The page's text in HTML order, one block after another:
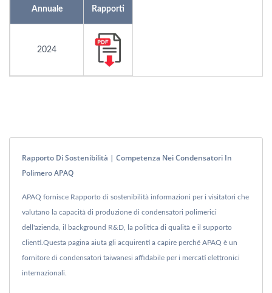
Annuale Rapporti
2024
Rapporto Di Sostenibilità | Competenza Nei Condensatori In
Polimero APAQ
APAQ fornisce Rapporto di sostenibilità informazioni per i visitatori che
valutano la capacità di produzione di condensatori polimerici
dell'azienda, il background R&D, la politica di qualità e il supporto
clienti.Questa pagina aiuta gli acquirenti a capire perché APAQ è un
fornitore di condensatori taiwanesi affidabile per i mercati elettronici
internazionali.